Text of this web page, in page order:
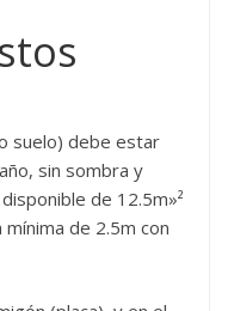
suelo) debe estar
sin sombra y
de 12.5m»²
de 2.5m con